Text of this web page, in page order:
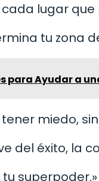
lugar que
tu zona
para Ayudar a
miedo,
del éxito, la
tu superpoder.»